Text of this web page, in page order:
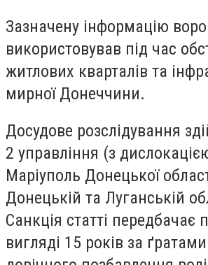
Зазначену інформацію
використовував під час
житлових кварталів та
мирної Донеччини.
Досудове розслідування
2 управління (з
Маріуполь Донецької
Донецькій та Луганській
Санкція статті передбачає
вигляді 15 років за